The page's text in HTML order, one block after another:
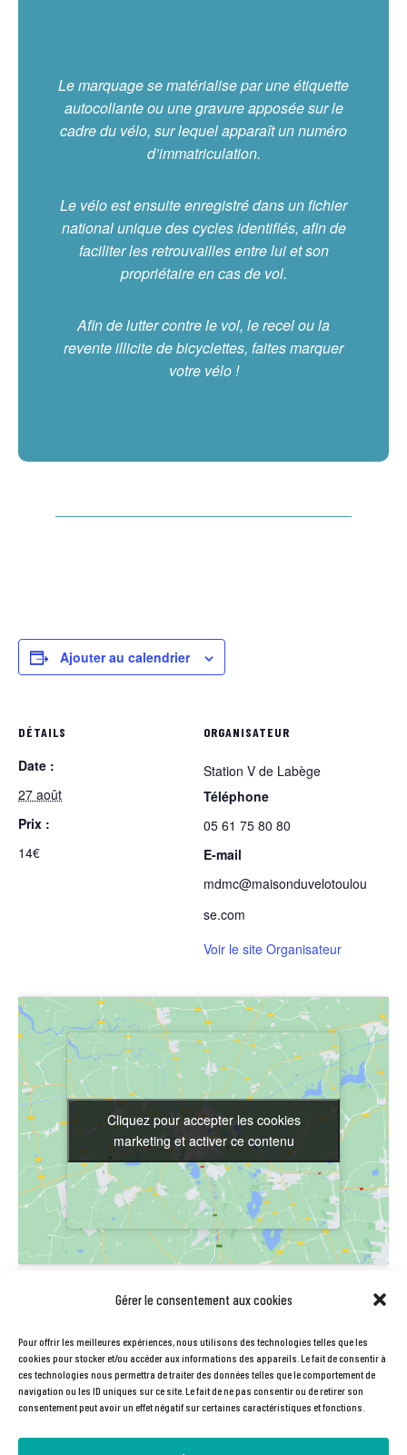
Gérer le consentement aux cookies
Pour offrir les meilleures expériences, nous utilisons des technologies telles que les
cookies pour stocker et/ou accéder aux informations des appareils. Le fait de consentir à
ces technologies nous permettra de traiter des données telles que le comportement de
navigation ou les ID uniques sur ce site. Le fait de ne pas consentir ou de retirer son
consentement peut avoir un effet négatif sur certaines caractéristiques et fonctions.
Le marquage se matérialise par une étiquette
autocollante ou une gravure apposée sur le
cadre du vélo, sur lequel apparaît un numéro
d’immatriculation.
Le vélo est ensuite enregistré dans un fichier
national unique des cycles identifiés, afin de
faciliter les retrouvailles entre lui et son
propriétaire en cas de vol.
Afin de lutter contre le vol, le recel ou la
revente illicite de bicyclettes, faites marquer
votre vélo !
Ajouter au calendrier
DÉTAILS
Date :
27 août
Prix :
14€
ORGANISATEUR
Station V de Labège
Téléphone
05 61 75 80 80
E-mail
mdmc@maisonduvelotoulou
se.com
Voir le site Organisateur
61rue Pierre et Marie Curie
Labège, 31670 France + Google Map
Téléphone
Cliquez pour accepter les cookies
marketing et activer ce contenu
Cliquez pour accepter les cookies
marketing et activer ce contenu